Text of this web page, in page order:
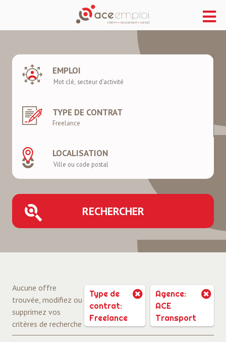
EMPLOI
TYPE DE CONTRAT
LOCALISATION
RECHERCHER
Aucune offre
trouvée, modifiez ou
supprimez vos
critères de recherche
Type de
contrat:
Freelance
Agence:
ACE
Transport